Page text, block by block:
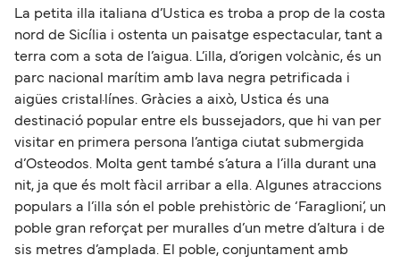
La petita illa italiana d’Ustica es troba a prop de la costa
nord de Sicília i ostenta un paisatge espectacular, tant a
terra com a sota de l’aigua. L’illa, d’origen volcànic, és un
parc nacional marítim amb lava negra petrificada i
aigües cristal·línes. Gràcies a això, Ustica és una
destinació popular entre els bussejadors, que hi van per
visitar en primera persona l’antiga ciutat submergida
d’Osteodos. Molta gent també s’atura a l’illa durant una
nit, ja que és molt fàcil arribar a ella. Algunes atraccions
populars a l’illa són el poble prehistòric de ‘Faraglioni’, un
poble gran reforçat per muralles d’un metre d’altura i de
sis metres d’amplada. El poble, conjuntament amb